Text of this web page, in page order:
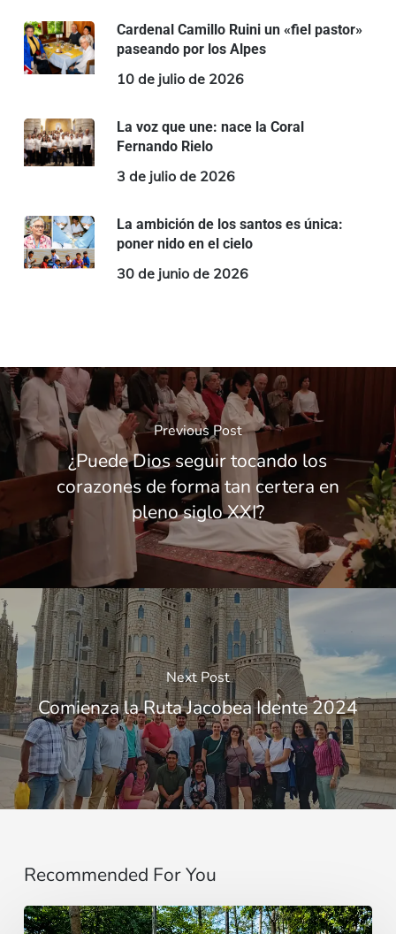
Cardenal Camillo Ruini un «fiel pastor»
paseando por los Alpes
10 de julio de 2026
La voz que une: nace la Coral
Fernando Rielo
3 de julio de 2026
La ambición de los santos es única:
poner nido en el cielo
30 de junio de 2026
Previous Post
¿Puede Dios seguir tocando los
corazones de forma tan certera en
pleno siglo XXI?
Next Post
Comienza la Ruta Jacobea Idente 2024
Recommended For You
“Estoy